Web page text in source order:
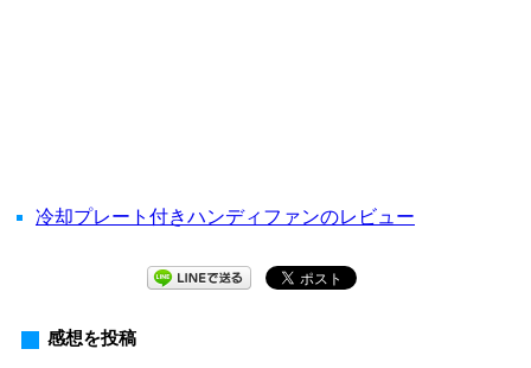
冷却プレート付きハンディファンのレビュー
感想を投稿